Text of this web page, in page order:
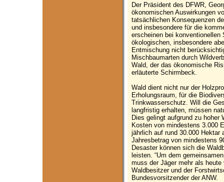
Der Präsident des DFWR,
ökonomischen Auswirkungen
tatsächlichen Konsequenzen
und insbesondere für die
erscheinen bei konventionellen
ökologischen, insbesondere
Entmischung nicht
Mischbaumarten durch
Wald, der das ökonomische
erläuterte Schirmbeck.
Wald dient nicht nur der
Erholungsraum, für die
Trinkwasserschutz. Will die
langfristig erhalten, müssen
Dies gelingt aufgrund zu hoher
Kosten von mindestens 3.000
jährlich auf rund 30.000 Hektar
Jahresbetrag von mindestens
Desaster können sich die
leisten. “Um dem
muss der Jäger mehr als
Waldbesitzer und der
Bundesvorsitzender der ANW.